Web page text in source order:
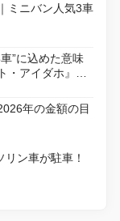
ミニバン人気3車
”に込めた意味
・アイダホ』が
年の金額の目
ン車が駐車！